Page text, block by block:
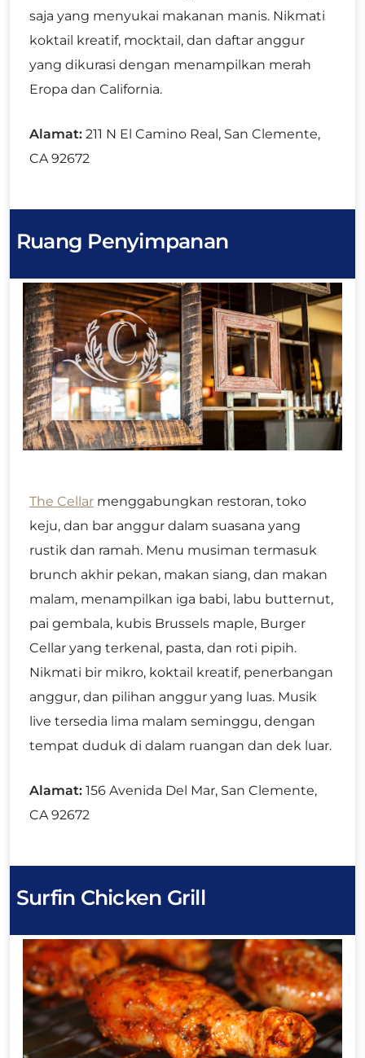
saja yang menyukai makanan manis. Nikmati
koktail kreatif, mocktail, dan daftar anggur
yang dikurasi dengan menampilkan merah
Eropa dan California.
Alamat: 211 N El Camino Real, San Clemente,
CA 92672
Ruang Penyimpanan
The Cellar menggabungkan restoran, toko
keju, dan bar anggur dalam suasana yang
rustik dan ramah. Menu musiman termasuk
brunch akhir pekan, makan siang, dan makan
malam, menampilkan iga babi, labu butternut,
pai gembala, kubis Brussels maple, Burger
Cellar yang terkenal, pasta, dan roti pipih.
Nikmati bir mikro, koktail kreatif, penerbangan
anggur, dan pilihan anggur yang luas. Musik
live tersedia lima malam seminggu, dengan
tempat duduk di dalam ruangan dan dek luar.
Alamat: 156 Avenida Del Mar, San Clemente,
CA 92672
Surfin Chicken Grill